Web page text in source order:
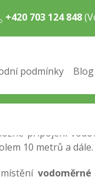
+420 703 124 848
podmínky Blog
šachta
vodoměrné
připojení
10 metrů a dále.